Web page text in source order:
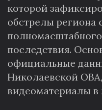
которой
обстрелы региона
последствия.
официальные
Николаевской
видеоматериалы в